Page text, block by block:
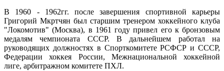
В 1960 - 1962гг. после завершения спортивной карьеры
Григорий Мкртчян был старшим тренером хоккейного клуба
"Локомотив" (Москва), в 1961 году привел его к бронзовым
медалям чемпионата СССР. В дальнейшем работал на
руководящих должностях в Спорткомитете РСФСР и СССР,
Федерации хоккея России, Межнациональной хоккейной
лиге, арбитражном комитете ПХЛ.